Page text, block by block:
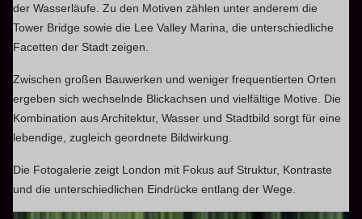
der Wasserläufe. Zu den Motiven zählen unter anderem die
Tower Bridge sowie die Lee Valley Marina, die unterschiedliche
Facetten der Stadt zeigen.
Zwischen großen Bauwerken und weniger frequentierten Orten
ergeben sich wechselnde Blickachsen und vielfältige Motive. Die
Kombination aus Architektur, Wasser und Stadtbild sorgt für eine
lebendige, zugleich geordnete Bildwirkung.
Die Fotogalerie zeigt London mit Fokus auf Struktur, Kontraste
und die unterschiedlichen Eindrücke entlang der Wege.